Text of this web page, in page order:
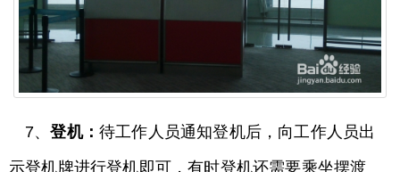
7、登机：待工作人员通知登机后，向工作人员出
示登机牌进行登机即可，有时登机还需要乘坐摆渡